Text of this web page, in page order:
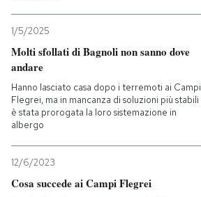
1/5/2025
Molti sfollati di Bagnoli non sanno dove
andare
Hanno lasciato casa dopo i terremoti ai Campi
Flegrei, ma in mancanza di soluzioni più stabili
è stata prorogata la loro sistemazione in
albergo
12/6/2023
Cosa succede ai Campi Flegrei